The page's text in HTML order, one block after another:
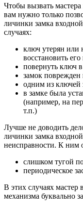
Чтобы вызвать
вам нужно только
личинки замка
случаях:
ключ утерян или
восстановить
повернуть ключ
замок
одним из ключей
в замке была
(например, на
т.п.)
Лучше не доводить
личинки замка
неисправности. К ним
слишком тугой
периодическое
В этих случаях мастер
механизма буквально